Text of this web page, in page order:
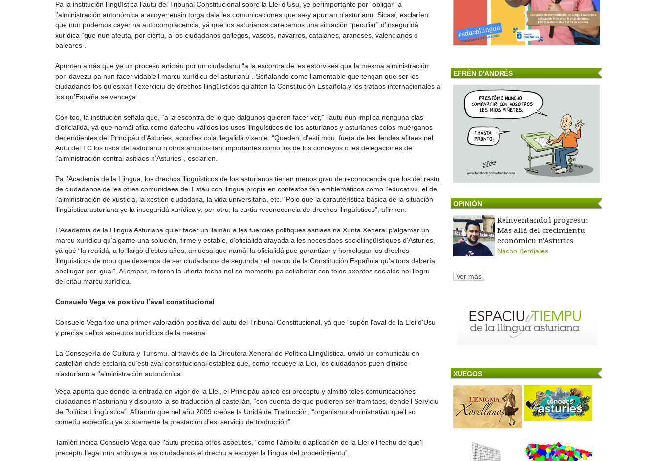
Pa la institución llingüística l’autu del Tribunal Constitucional sobre la Llei d’Usu, ye perimportante por “obligar” a
l’alministración autonómica a acoyer ensin torga dala les comunicaciones que se-y apurran n’asturianu. Sicasí, esclaríen
que nun podemos cayer na autocomplacencia, yá que los asturianos carecemos una situación “peculiar” d’inseguridá
xurídica “que nun afeuta, por ciertu, a los ciudadanos gallegos, vascos, navarros, catalanes, araneses, valencianos o
baleares”.
Apunten amás que ye un procesu aniciáu por un ciudadanu “a la escontra de les estorvises que la mesma alministración
pon davezu pa nun facer vidable’l marcu xurídicu del asturianu”. Señalando como llamentable que tengan que ser los
ciudadanos los qu’esixan l’exerciciu de drechos llingüísticos qu’afiten la Constitución Española y los trataos internacionales a
los qu’España se venceya.
Con too, la institución señala que, “a la escontra de lo que dalgunos quieren facer ver,” l’autu nun implica nenguna clas
d’oficialidá, yá que namái afita como dafechu válidos los usos llingüísticos de los asturianos y asturianes colos muérganos
dependientes del Principáu d’Asturies, acordies cola llegalidá vixente. “Queden, d’esti mou, fuera de les llendes afitaes nel
Autu del TC los usos del asturianu n’otros ámbitos tan importantes como los de los conceyos o les delegaciones de
l’alministración central asitiaes n’Asturies”, esclarien.
Pa l’Academia de la Llingua, los drechos llingüísticos de los asturianos tienen menos grau de reconocencia que los del restu
de ciudadanos de les otres comunidaes del Estáu con llingua propia en contestos tan emblemáticos como l’educativu, el de
l’alministración de xusticia, la xestión ciudadana, la vida universitaria, etc. “Polo que la carauterística básica de la situación
llingüística asturiana ye la inseguridá xurídica y, per otru, la curtia reconocencia de drechos llingüísticos”, afirmen.
L’Academia de la Llingua Asturiana quier facer un llamáu a les fuercies polítiques asitiaes na Xunta Xeneral p’algamar un
marcu xurídicu qu’algame una solución, firme y estable, d’oficialidá afayada a les necesidaes sociollingüístiques d’Asturies,
yá que “la realidá, a lo llargo d’estos años, amuesa que namái la oficialidá pue garantizar y homologar los drechos
llingüísticos de mou que dexemos de ser ciudadanos de segunda nel marcu de la Constitución Española qu’a toos debería
abellugar per igual”. Al empar, reiteren la ufierta fecha nel so momentu pa collaborar con tolos axentes sociales nel llogru
del citáu marcu xurídicu.
Consuelo Vega ve positivu l’aval constitucional
Consuelo Vega fixo una primer valoración positiva del autu del Tribunal Constitucional, yá que “supón l'aval de la Llei d'Usu
y precisa dellos aspeutos xurídicos de la mesma.
La Conseyería de Cultura y Turismu, al traviés de la Direutora Xeneral de Política Llingüística, unvió un comunicáu en
castellán onde esclaria qu’esti aval constitucional establez que, como recueye la Llei, los ciudadanos puen dirixise
n’asturianu a l’alministración autonómica.
Vega apunta que dende la entrada en vigor de la Llei, el Principáu aplicó esi preceptu y almitió toles comunicaciones
ciudadanes n'asturianu y dispunxo la so traducción al castellán, “con cuenta de que pudieren ser tramitaes, dende'l Serviciu
de Política Llingüística”. Afitando que nel añu 2009 creóse la Unidá de Traducción, “organismu alministrativu que'l so
cometíu específicu ye xustamente la prestación d'esi serviciu de traducción”.
Tamién indica Consuelo Vega que l'autu precisa otros aspeutos, “como l'ámbitu d'aplicación de la Llei o'l fechu de que'l
preceptu llegal nun atribuye a los ciudadanos el drechu a escoyer la llingua del procedimientu”.
EFRÉN D'ANDRÉS
OPINIÓN
Reinventando'l progresu:
Más allá del crecimientu
económicu n'Asturies
Nacho Berdiales
Ver más
XUEGOS